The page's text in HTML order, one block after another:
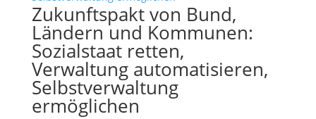
Zukunftspakt von Bund,
Ländern und Kommunen:
Sozialstaat retten,
Verwaltung automatisieren,
Selbstverwaltung
ermöglichen